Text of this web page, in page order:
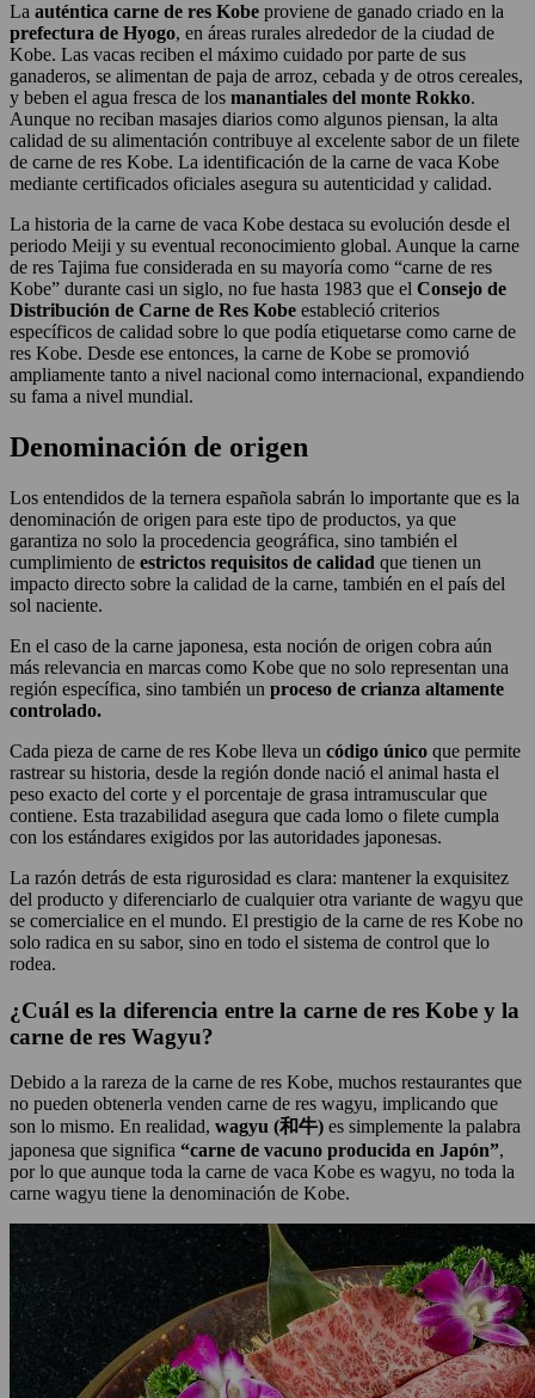
La auténtica carne de res Kobe proviene de ganado criado en la
prefectura de Hyogo, en áreas rurales alrededor de la ciudad de
Kobe. Las vacas reciben el máximo cuidado por parte de sus
ganaderos, se alimentan de paja de arroz, cebada y de otros cereales,
y beben el agua fresca de los manantiales del monte Rokko.
Aunque no reciban masajes diarios como algunos piensan, la alta
calidad de su alimentación contribuye al excelente sabor de un filete
de carne de res Kobe. La identificación de la carne de vaca Kobe
mediante certificados oficiales asegura su autenticidad y calidad.
La historia de la carne de vaca Kobe destaca su evolución desde el
periodo Meiji y su eventual reconocimiento global. Aunque la carne
de res Tajima fue considerada en su mayoría como “carne de res
Kobe” durante casi un siglo, no fue hasta 1983 que el Consejo de
Distribución de Carne de Res Kobe estableció criterios
específicos de calidad sobre lo que podía etiquetarse como carne de
res Kobe. Desde ese entonces, la carne de Kobe se promovió
ampliamente tanto a nivel nacional como internacional, expandiendo
su fama a nivel mundial.
Denominación de origen
Los entendidos de la ternera española sabrán lo importante que es la
denominación de origen para este tipo de productos, ya que
garantiza no solo la procedencia geográfica, sino también el
cumplimiento de estrictos requisitos de calidad que tienen un
impacto directo sobre la calidad de la carne, también en el país del
sol naciente.
En el caso de la carne japonesa, esta noción de origen cobra aún
más relevancia en marcas como Kobe que no solo representan una
región específica, sino también un proceso de crianza altamente
controlado.
Cada pieza de carne de res Kobe lleva un código único que permite
rastrear su historia, desde la región donde nació el animal hasta el
peso exacto del corte y el porcentaje de grasa intramuscular que
contiene. Esta trazabilidad asegura que cada lomo o filete cumpla
con los estándares exigidos por las autoridades japonesas.
La razón detrás de esta rigurosidad es clara: mantener la exquisitez
del producto y diferenciarlo de cualquier otra variante de wagyu que
se comercialice en el mundo. El prestigio de la carne de res Kobe no
solo radica en su sabor, sino en todo el sistema de control que lo
rodea.
¿Cuál es la diferencia entre la carne de res Kobe y la
carne de res Wagyu?
Debido a la rareza de la carne de res Kobe, muchos restaurantes que
no pueden obtenerla venden carne de res wagyu, implicando que
son lo mismo. En realidad, wagyu (和牛) es simplemente la palabra
japonesa que significa “carne de vacuno producida en Japón”,
por lo que aunque toda la carne de vaca Kobe es wagyu, no toda la
carne wagyu tiene la denominación de Kobe.